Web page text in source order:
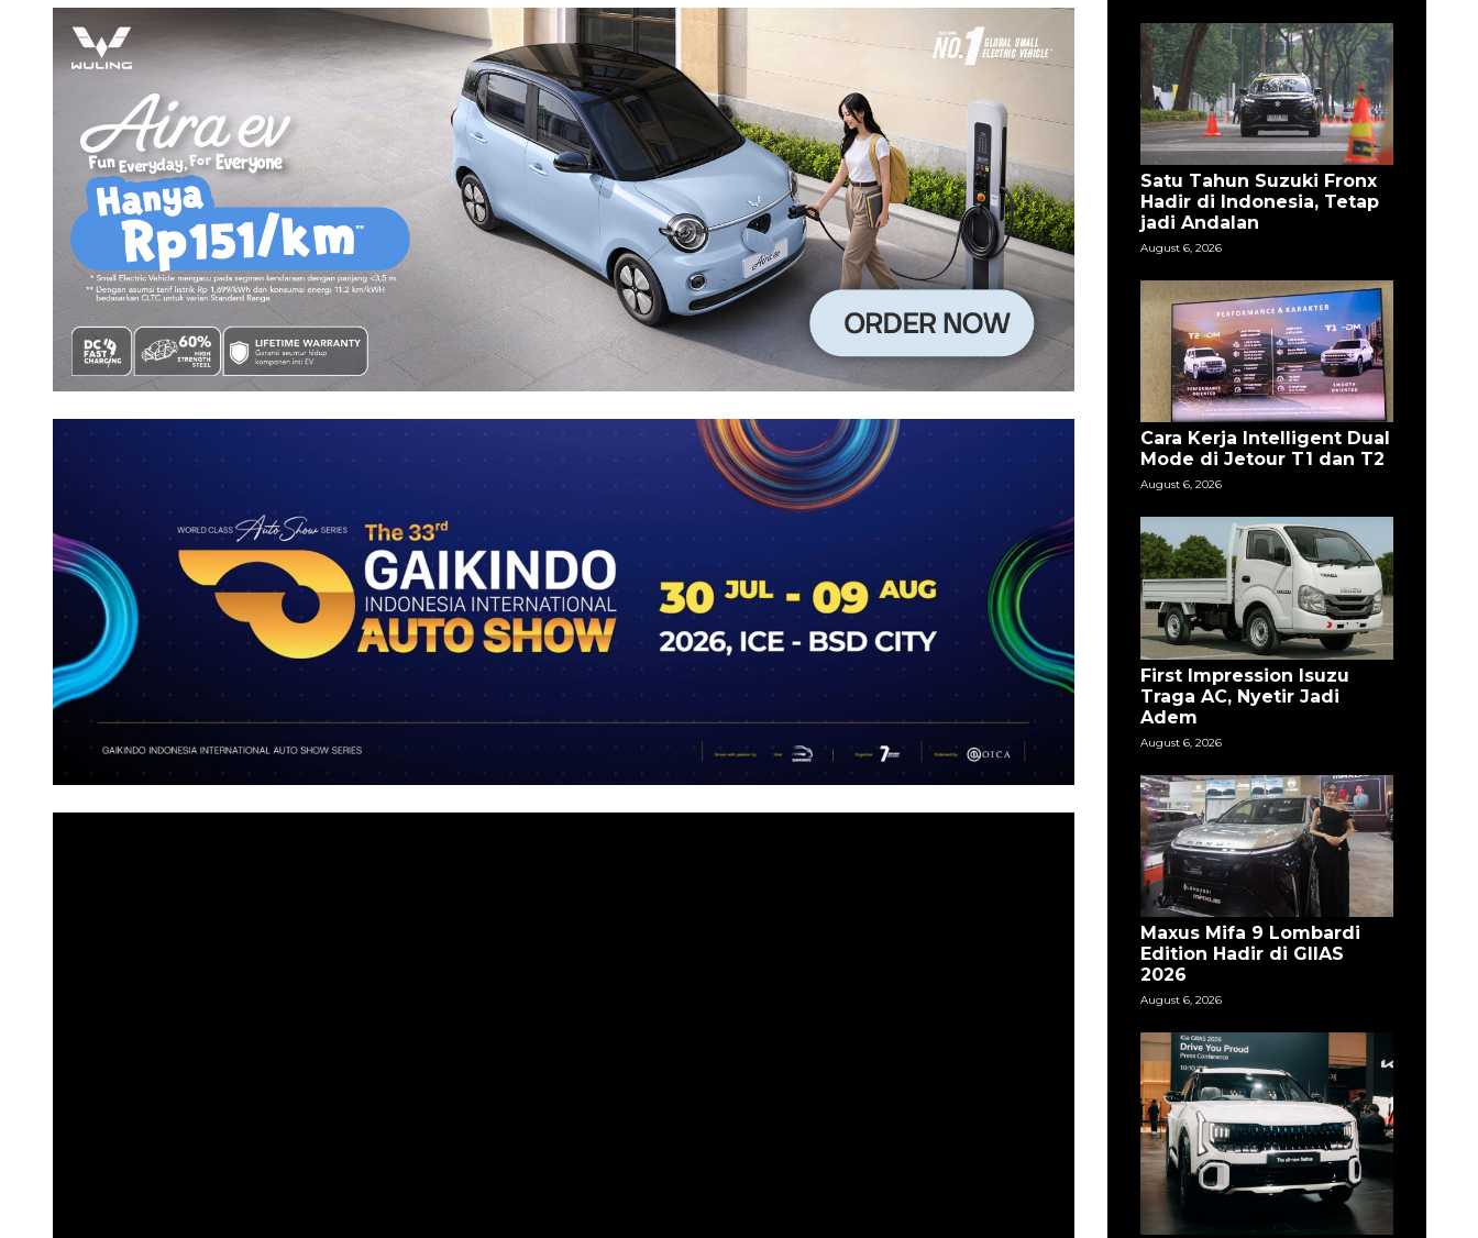
Satu Tahun Suzuki Fronx
Hadir di Indonesia, Tetap
jadi Andalan
August 6, 2026
Cara Kerja Intelligent Dual
Mode di Jetour T1 dan T2
August 6, 2026
First Impression Isuzu
Traga AC, Nyetir Jadi
Adem
August 6, 2026
Maxus Mifa 9 Lombardi
Edition Hadir di GIIAS
2026
August 6, 2026